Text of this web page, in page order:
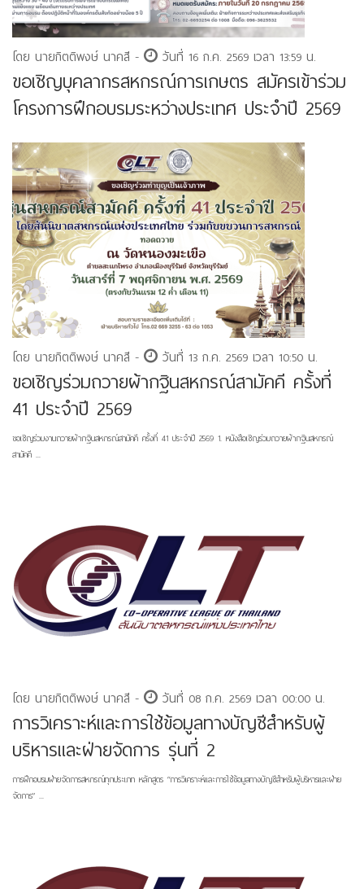
โดย นายกิตติพงษ์ นาคสี - วันที่ 16 ก.ค. 2569 เวลา 13:59 น.
ขอเชิญบุคลากรสหกรณ์การเกษตร สมัครเข้าร่วม
โครงการฝึกอบรมระหว่างประเทศ ประจำปี 2569
โดย นายกิตติพงษ์ นาคสี - วันที่ 13 ก.ค. 2569 เวลา 10:50 น.
ขอเชิญร่วมถวายผ้ากฐินสหกรณ์สามัคคี ครั้งที่
41 ประจำปี 2569
ขอเชิญร่วมงานถวายผ้ากฐินสหกรณ์สามัคคี ครั้งที่ 41 ประจำปี 2569 1. หนังสือเชิญร่วมถวายผ้ากฐินสหกรณ์
สามัคคี ...
โดย นายกิตติพงษ์ นาคสี - วันที่ 08 ก.ค. 2569 เวลา 00:00 น.
การวิเคราะห์และการใช้ข้อมูลทางบัญชีสำหรับผู้
บริหารและฝ่ายจัดการ รุ่นที่ 2
การฝึกอบรมฝ่ายจัดการสหกรณ์ทุกประเภท หลักสูตร “การวิเคราะห์และการใช้ข้อมูลทางบัญชีสำหรับผู้บริหารและฝ่าย
จัดการ” ...